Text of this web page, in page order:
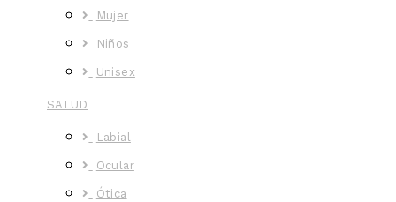
Mujer
Niños
Unisex
SALUD
Labial
Ocular
Ótica